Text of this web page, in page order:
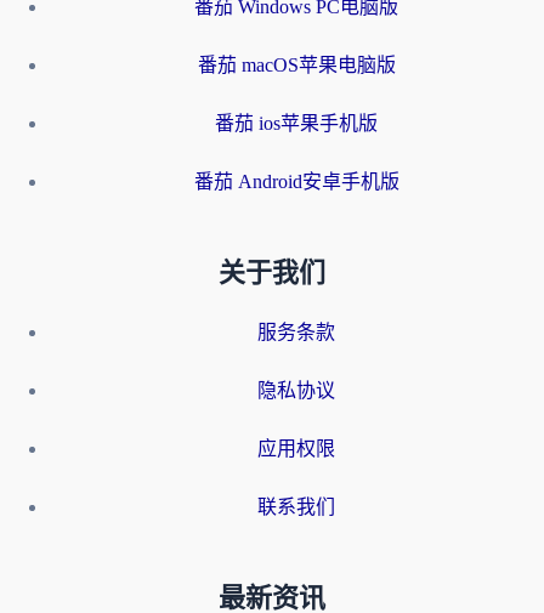
番茄 Windows PC电脑版
番茄 macOS苹果电脑版
番茄 ios苹果手机版
番茄 Android安卓手机版
关于我们
服务条款
隐私协议
应用权限
联系我们
最新资讯